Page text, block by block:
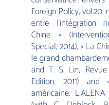
Foreign Policy, vol.20,
entre l’intégration
Chine »
Special, 2014), « La
le grand
and T. S. Lin,
Edition, 2011) and
américaine.